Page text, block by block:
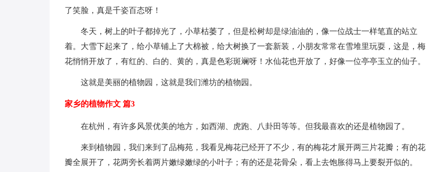
了笑脸，真是千姿百态呀！
冬天，树上的叶子都掉光了，小草枯萎了，但是松树却是绿油油的，像一位战士一样笔直的站立
着。大雪下起来了，给小草铺上了大棉被，给大树换了一套新装，小朋友常常在雪堆里玩耍，这是，梅
花悄悄开放了，有红的、白的、黄的，真是色彩斑斓呀！水仙花也开放了，好像一位亭亭玉立的仙子。
这就是美丽的植物园，这就是我们潍坊的植物园。
家乡的植物作文 篇3
在杭州，有许多风景优美的地方，如西湖、虎跑、八卦田等等。但我最喜欢的还是植物园了。
来到植物园，我们来到了品梅苑，我看见梅花已经开了不少，有的梅花才展开两三片花瓣；有的花
瓣全展开了，花两旁长着两片嫩绿嫩绿的小叶子；有的还是花骨朵，看上去饱胀得马上要裂开似的。